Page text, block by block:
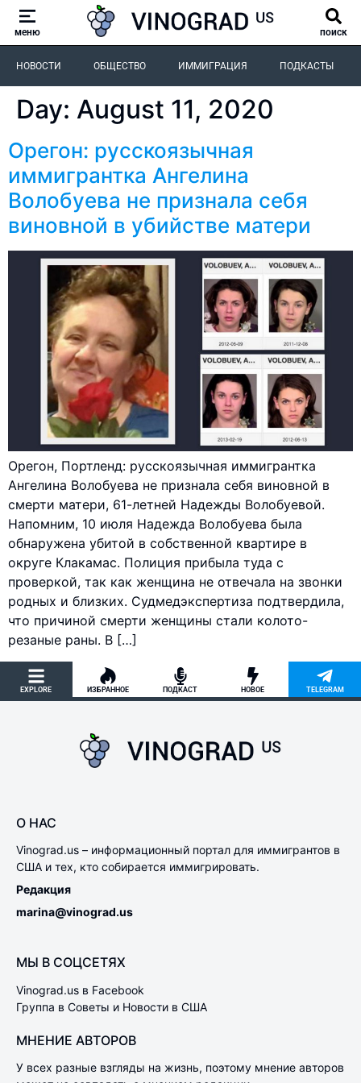
меню поиск
НОВОСТИ ОБЩЕСТВО ИММИГРАЦИЯ ПОДКАСТЫ
Day: August 11, 2020
Орегон: русскоязычная
иммигрантка Ангелина
Волобуева не признала себя
виновной в убийстве матери
Орегон, Портленд: русскоязычная иммигрантка
Ангелина Волобуева не признала себя виновной в
смерти матери, 61-летней Надежды Волобуевой.
Напомним, 10 июля Надежда Волобуева была
обнаружена убитой в собственной квартире в
округе Клакамас. Полиция прибыла туда с
проверкой, так как женщина не отвечала на звонки
родных и близких. Судмедэкспертиза подтвердила,
что причиной смерти женщины стали колото-
резаные раны. В […]
EXPLORE ИЗБРАННОЕ ПОДКАСТ НОВОЕ TELEGRAM
О НАС
Vinograd.us – информационный портал для иммигрантов в
США и тех, кто собирается иммигрировать.
Редакция
marina@vinograd.us
МЫ В СОЦСЕТЯХ
Vinograd.us в Facebook
Группа в Советы и Новости в США
МНЕНИЕ АВТОРОВ
У всех разные взгляды на жизнь, поэтому мнение авторов